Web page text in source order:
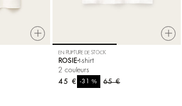
EN RUPTURE DE STOCK
ROSIE t-shirt
2 couleurs
65 €
-31%
45 €